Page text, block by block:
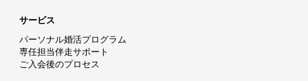
サービス
パーソナル婚活プログラム
専任担当伴走サポート
ご入会後のプロセス